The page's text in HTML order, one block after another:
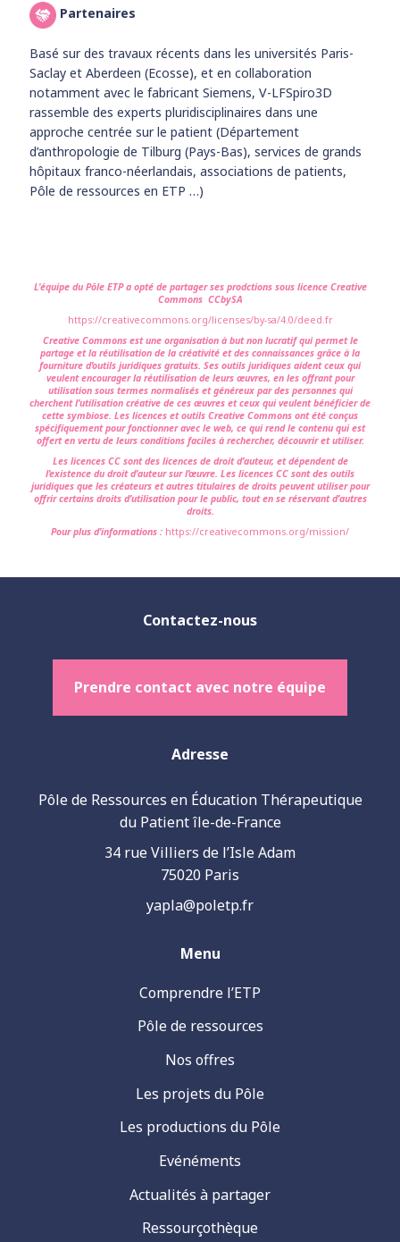
Partenaires
Basé sur des travaux récents dans les universités Paris-
Saclay et Aberdeen (Ecosse), et en collaboration
notamment avec le fabricant Siemens, V-LFSpiro3D
rassemble des experts pluridisciplinaires dans une
approche centrée sur le patient (Département
d’anthropologie de Tilburg (Pays-Bas), services de grands
hôpitaux franco-néerlandais, associations de patients,
Pôle de ressources en ETP …)
L'équipe du Pôle ETP a opté de partager ses prodctions sous licence Creative
Commons CCbySA
https://creativecommons.org/licenses/by-sa/4.0/deed.fr
Creative Commons est une organisation à but non lucratif qui permet le
partage et la réutilisation de la créativité et des connaissances grâce à la
fourniture d’outils juridiques gratuits. Ses outils juridiques aident ceux qui
veulent encourager la réutilisation de leurs œuvres, en les offrant pour
utilisation sous termes normalisés et généreux par des personnes qui
cherchent l’utilisation créative de ces œuvres et ceux qui veulent bénéficier de
cette symbiose. Les licences et outils Creative Commons ont été conçus
spécifiquement pour fonctionner avec le web, ce qui rend le contenu qui est
offert en vertu de leurs conditions faciles à rechercher, découvrir et utiliser.
Les licences CC sont des licences de droit d’auteur, et dépendent de
l’existence du droit d’auteur sur l’œuvre. Les licences CC sont des outils
juridiques que les créateurs et autres titulaires de droits peuvent utiliser pour
offrir certains droits d’utilisation pour le public, tout en se réservant d’autres
droits.
Pour plus d’informations : https://creativecommons.org/mission/
Adresse
Pôle de Ressources en Éducation Thérapeutique
du Patient île-de-France
34 rue Villiers de l’Isle Adam
75020 Paris
yapla@poletp.fr
Menu
Comprendre l’ETP
Pôle de ressources
Nos offres
Les projets du Pôle
Les productions du Pôle
Evénéments
Actualités à partager
Ressourçothèque
Contactez-nous
Prendre contact avec notre équipe